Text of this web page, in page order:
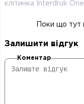
клітинка Interdruk
Поки що тут
Залишити відгук
Коментар